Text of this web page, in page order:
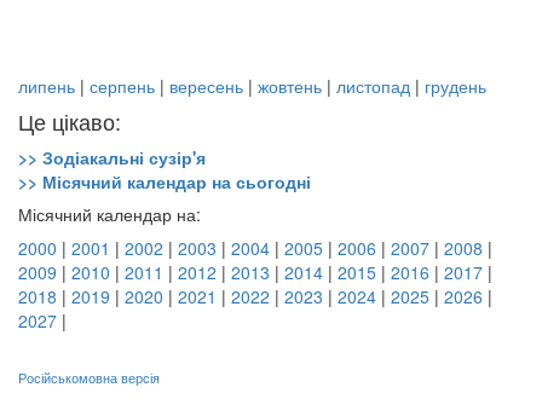
липень | серпень | вересень | жовтень | листопад | грудень
Це цікаво:
>> Зодіакальні сузір'я
>> Місячний календар на сьогодні
Місячний календар на:
2000 | 2001 | 2002 | 2003 | 2004 | 2005 | 2006 | 2007 | 2008 |
2009 | 2010 | 2011 | 2012 | 2013 | 2014 | 2015 | 2016 | 2017 |
2018 | 2019 | 2020 | 2021 | 2022 | 2023 | 2024 | 2025 | 2026 |
2027 |
Російськомовна версія